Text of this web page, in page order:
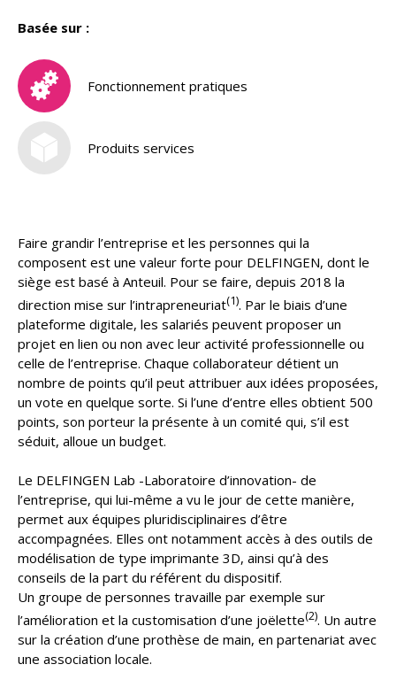
Basée sur :
Fonctionnement pratiques
Produits services
Faire grandir l’entreprise et les personnes qui la
composent est une valeur forte pour DELFINGEN, dont le
siège est basé à Anteuil. Pour se faire, depuis 2018 la
direction mise sur l’intrapreneuriat(1). Par le biais d’une
plateforme digitale, les salariés peuvent proposer un
projet en lien ou non avec leur activité professionnelle ou
celle de l’entreprise. Chaque collaborateur détient un
nombre de points qu’il peut attribuer aux idées proposées,
un vote en quelque sorte. Si l’une d’entre elles obtient 500
points, son porteur la présente à un comité qui, s’il est
séduit, alloue un budget.
Le DELFINGEN Lab -Laboratoire d’innovation- de
l’entreprise, qui lui-même a vu le jour de cette manière,
permet aux équipes pluridisciplinaires d’être
accompagnées. Elles ont notamment accès à des outils de
modélisation de type imprimante 3D, ainsi qu’à des
conseils de la part du référent du dispositif.
Un groupe de personnes travaille par exemple sur
l’amélioration et la customisation d’une joëlette(2). Un autre
sur la création d’une prothèse de main, en partenariat avec
une association locale.